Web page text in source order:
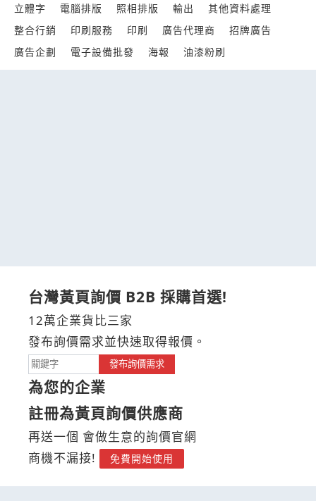
立體字
電腦排版 照相排版 輸出
其他資料處理
整合行銷
印刷服務 印刷 廣告代理商
招牌廣告
廣告企劃
電子設備批發 海報 油漆粉刷
台灣黃頁詢價 B2B 採購首選!
12萬企業貨比三家
發布詢價需求並快速取得報價。
發布詢價需求
為您的企業
註冊為黃頁詢價供應商
再送一個 會做生意的詢價官網
商機不漏接!
免費開始使用